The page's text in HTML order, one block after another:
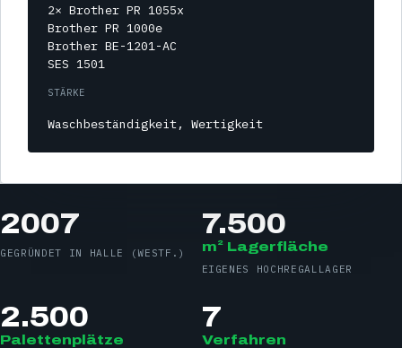
2× Brother PR 1055x
Brother PR 1000e
Brother BE-1201-AC
SES 1501
STÄRKE
Waschbeständigkeit, Wertigkeit
2007
GEGRÜNDET IN HALLE (WESTF.)
7.500
m² Lagerfläche
EIGENES HOCHREGALLAGER
2.500
Palettenplätze
7
Verfahren